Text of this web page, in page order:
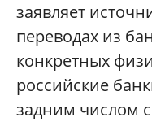
заявляет
переводах из
конкретных
российские
задним числом